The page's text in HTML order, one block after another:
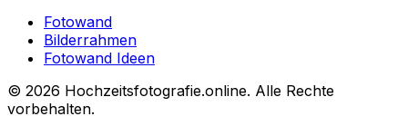
Fotowand
Bilderrahmen
Fotowand Ideen
© 2026 Hochzeitsfotografie.online. Alle Rechte
vorbehalten.